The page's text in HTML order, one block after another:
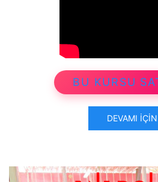
BU KURSU
DEVAMI